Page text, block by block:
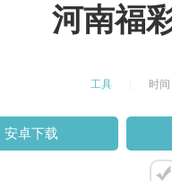
河南福
工具 时
安卓下载